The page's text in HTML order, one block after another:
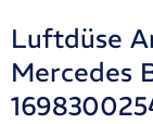
Luftdüse
Mercedes